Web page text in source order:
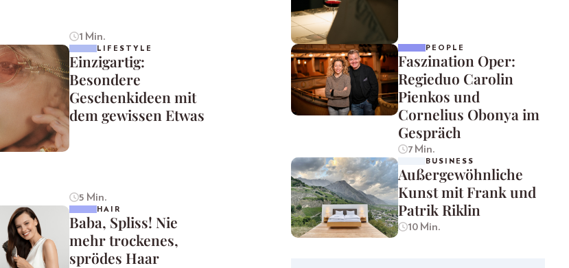
1 Min.
LIFESTYLE
Einzigartig:
Besondere
Geschenkideen mit
dem gewissen Etwas
5 Min.
HAIR
Baba, Spliss! Nie
mehr trockenes,
sprödes Haar
PEOPLE
Faszination Oper:
Regieduo Carolin
Pienkos und
Cornelius Obonya im
Gespräch
7 Min.
BUSINESS
Außergewöhnliche
Kunst mit Frank und
Patrik Riklin
10 Min.